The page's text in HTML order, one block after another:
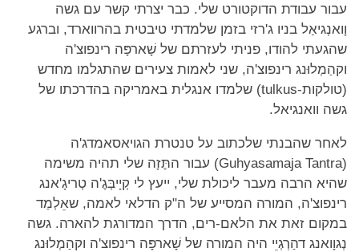
עבור עבודת הדוקטורט שלי. כבר יצרתי קשר עם גשה
וָואנְגיאַל בניו ג'רזי בזמן שלמדתי טיבטית בהרווארד, וברגע
שהגעתי להודו, פניתי לעזרתם של שָׁארפָּה רינפוצ'ה
וקהַמְלוּנג רינפוצ'ה, שני לאמות צעירים שהתגלמו מחדש
(טולקות-tulkus) שלמדו אנגלית באמריקה בהדרכתו של
גשה וואנגיאל.
לאחר שהבנתי שלכתוב על טנטרת הגויאסאמדג'ה
(Guhyasamaja Tantra) עבור התֶּזָה שלי תהיה משימה
שהיא הרבה מעבר ליכולת שלי, ייעץ לי קְיָיבְּגֶ'ה טְריגָ'אנג
רינפוצ'ה, המורה המסייע של ה"ק הדלאי לאמה, שאֵלְמַד
במקום זאת את הלאם-רים, הדרך המדורגת להארה. גשה
נְגוָואנג דהַרְגְיֵי היה המורה של שָׁארפָּה רינפוצ'ה וקהַמְלוּנג